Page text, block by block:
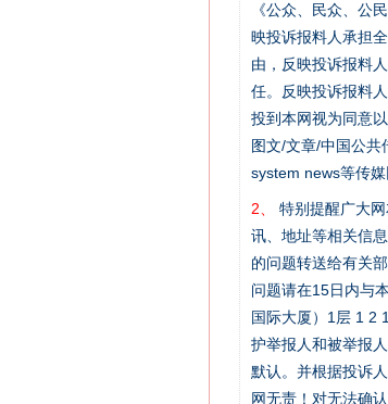
《公众、民众、公
映投诉报料人承担
由，反映投诉报料
任。反映投诉报料
投到本网视为同意
图文/文章/中国公
system news等传
2、
特别提醒广大
讯、地址等相关信
的问题转送给有关
问题请在15日内与
国际大厦）1层 1 2
护举报人和被举报
默认。并根据投诉
网无责！对无法确
网上购药